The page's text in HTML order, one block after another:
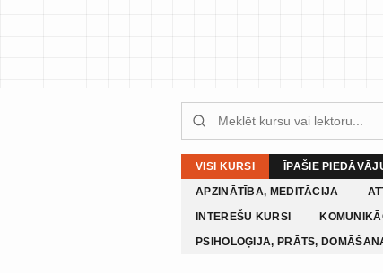
VISI KURSI ĪPAŠIE
APZINĀTĪBA, MEDITĀCIJA
INTEREŠU KURSI
PSIHOLOĢIJA, PRĀTS,